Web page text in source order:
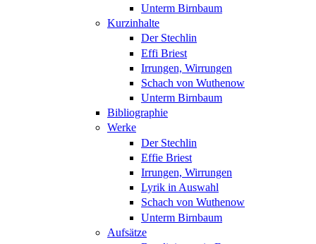
Unterm Birnbaum
Kurzinhalte
Der Stechlin
Effi Briest
Irrungen, Wirrungen
Schach von Wuthenow
Unterm Birnbaum
Bibliographie
Werke
Der Stechlin
Effie Briest
Irrungen, Wirrungen
Lyrik in Auswahl
Schach von Wuthenow
Unterm Birnbaum
Aufsätze